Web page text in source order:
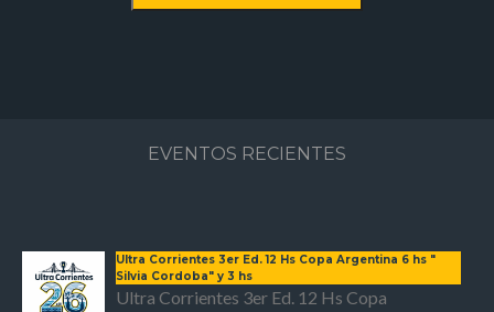
EVENTOS RECIENTES
Ultra Corrientes 3er Ed. 12 Hs Copa Argentina 6 hs "
Silvia Cordoba" y 3 hs
Ultra Corrientes 3er Ed. 12 Hs Copa